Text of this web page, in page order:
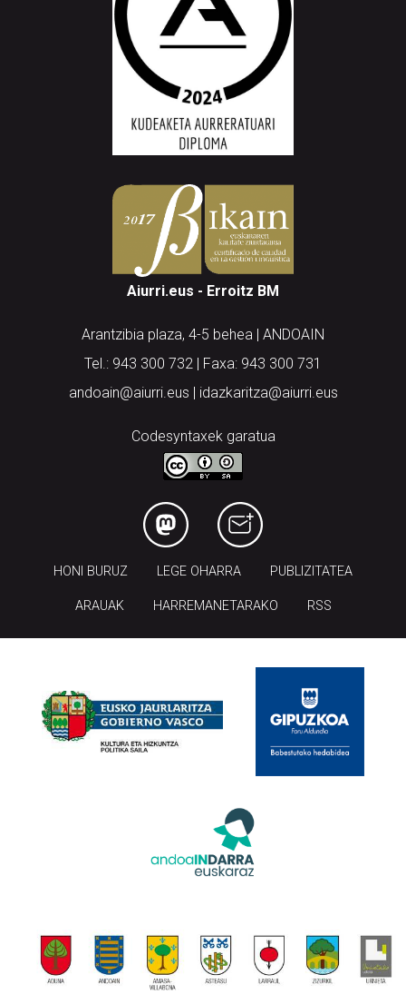
Aiurri.eus - Erroitz BM
Arantzibia plaza, 4-5 behea | ANDOAIN
Tel.: 943 300 732 | Faxa: 943 300 731
andoain@aiurri.eus | idazkaritza@aiurri.eus
Codesyntaxek garatua
HONI BURUZ LEGE OHARRA PUBLIZITATEA
ARAUAK HARREMANETARAKO RSS